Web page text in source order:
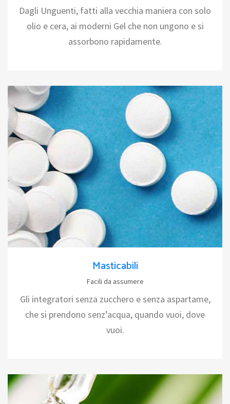
Dagli Unguenti, fatti alla vecchia maniera con solo
olio e cera, ai moderni Gel che non ungono e si
assorbono rapidamente.
Masticabili
Facili da assumere
Gli integratori senza zucchero e senza aspartame,
che si prendono senz’acqua, quando vuoi, dove
vuoi.